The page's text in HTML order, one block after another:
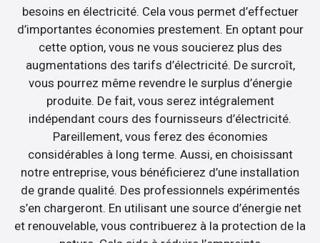
besoins en électricité. Cela vous permet d’effectuer
d’importantes économies prestement. En optant pour
cette option, vous ne vous soucierez plus des
augmentations des tarifs d’électricité. De surcroît,
vous pourrez même revendre le surplus d’énergie
produite. De fait, vous serez intégralement
indépendant cours des fournisseurs d’électricité.
Pareillement, vous ferez des économies
considérables à long terme. Aussi, en choisissant
notre entreprise, vous bénéficierez d’une installation
de grande qualité. Des professionnels expérimentés
s’en chargeront. En utilisant une source d’énergie net
et renouvelable, vous contribuerez à la protection de la